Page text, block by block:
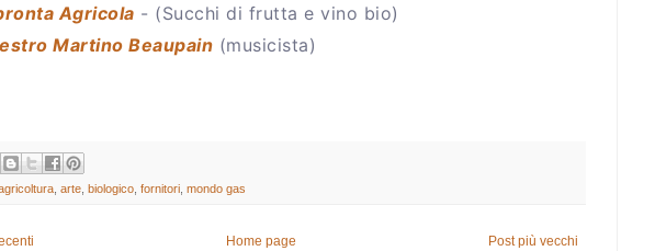
Agricola - (Succhi di frutta e vino bio)
Martino Beaupain (musicista)
arte biologico fornitori mondo gas
Post più vecchi
Home page